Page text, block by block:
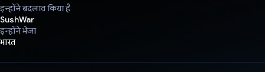
इन्होंने बदलाव किया है
SushWar
इन्होंने भेजा
भारत